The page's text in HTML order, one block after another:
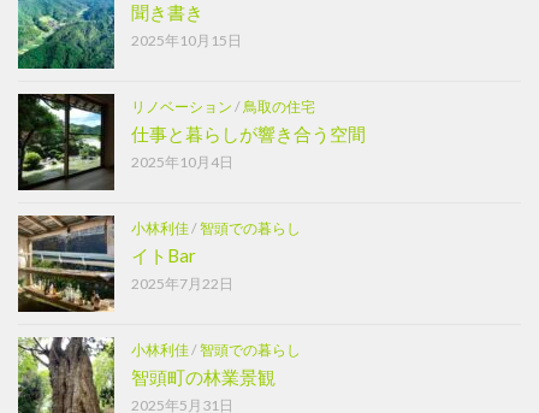
聞き書き
2025年10月15日
リノベーション /鳥取の住宅
仕事と暮らしが響き合う空間
2025年10月4日
小林利佳/智頭での暮らし
イトBar
2025年7月22日
小林利佳/智頭での暮らし
智頭町の林業景観
2025年5月31日